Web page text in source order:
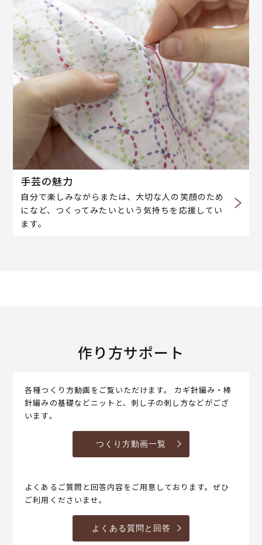
手芸の魅力
自分で楽しみながらまたは、大切な人の笑顔のため
になど、つくってみたいという気持ちを応援してい
ます。
作り方サポート
各種つくり方動画をご覧いただけます。 カギ針編み・棒
針編みの基礎などニットと、刺し子の刺し方などがござ
います。
つくり方動画一覧
よくあるご質問と回答内容をご用意しております。ぜひ
ご利用くださいませ。
よくある質問と回答